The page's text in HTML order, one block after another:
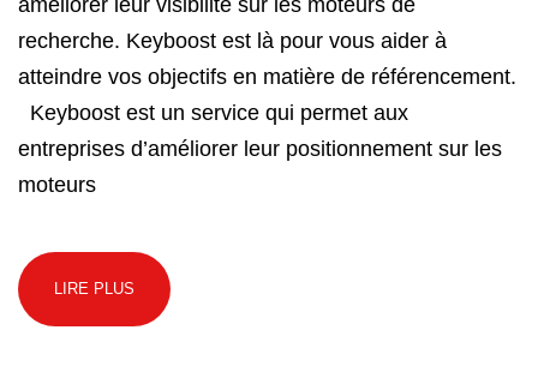
améliorer leur visibilité sur les moteurs de
recherche. Keyboost est là pour vous aider à
atteindre vos objectifs en matière de référencement.
Keyboost est un service qui permet aux
entreprises d’améliorer leur positionnement sur les
moteurs
LIRE PLUS